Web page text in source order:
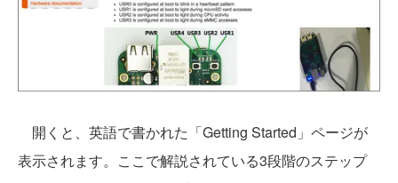
開くと、英語で書かれた「Getting Started」ページが
表示されます。ここで解説されている3段階のステップ